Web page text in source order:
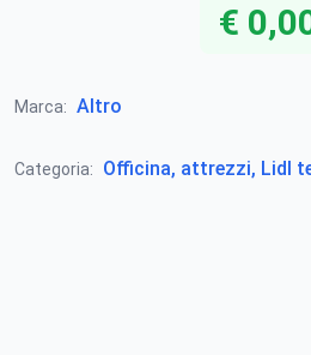
€
Marca: Altro
Categoria: Officina, attrezzi, Lidl